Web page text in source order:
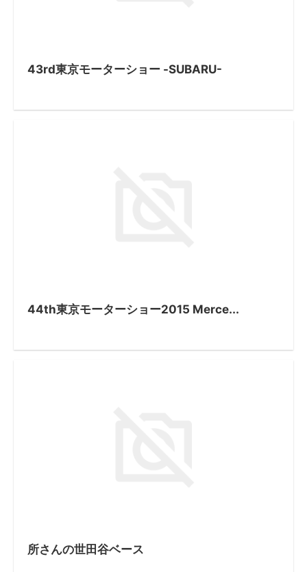
43rd東京モーターショー -SUBARU-
44th東京モーターショー2015 Merce...
所さんの世田谷ベース